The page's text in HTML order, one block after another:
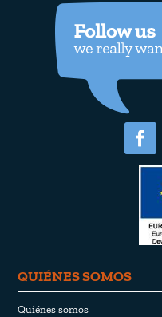
QUIÉNES SOMOS
Quiénes somos